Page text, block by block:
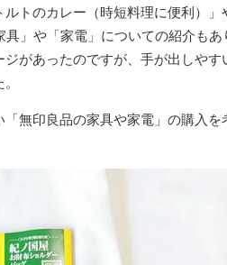
トのカレー（時短料理に便利）」
具」や「家電」についての紹介も
があったのですが、手が出しやす
無印良品の家具や家電」の購入を